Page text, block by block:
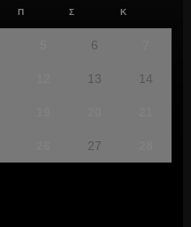
Π Σ Κ
6
13 14
27